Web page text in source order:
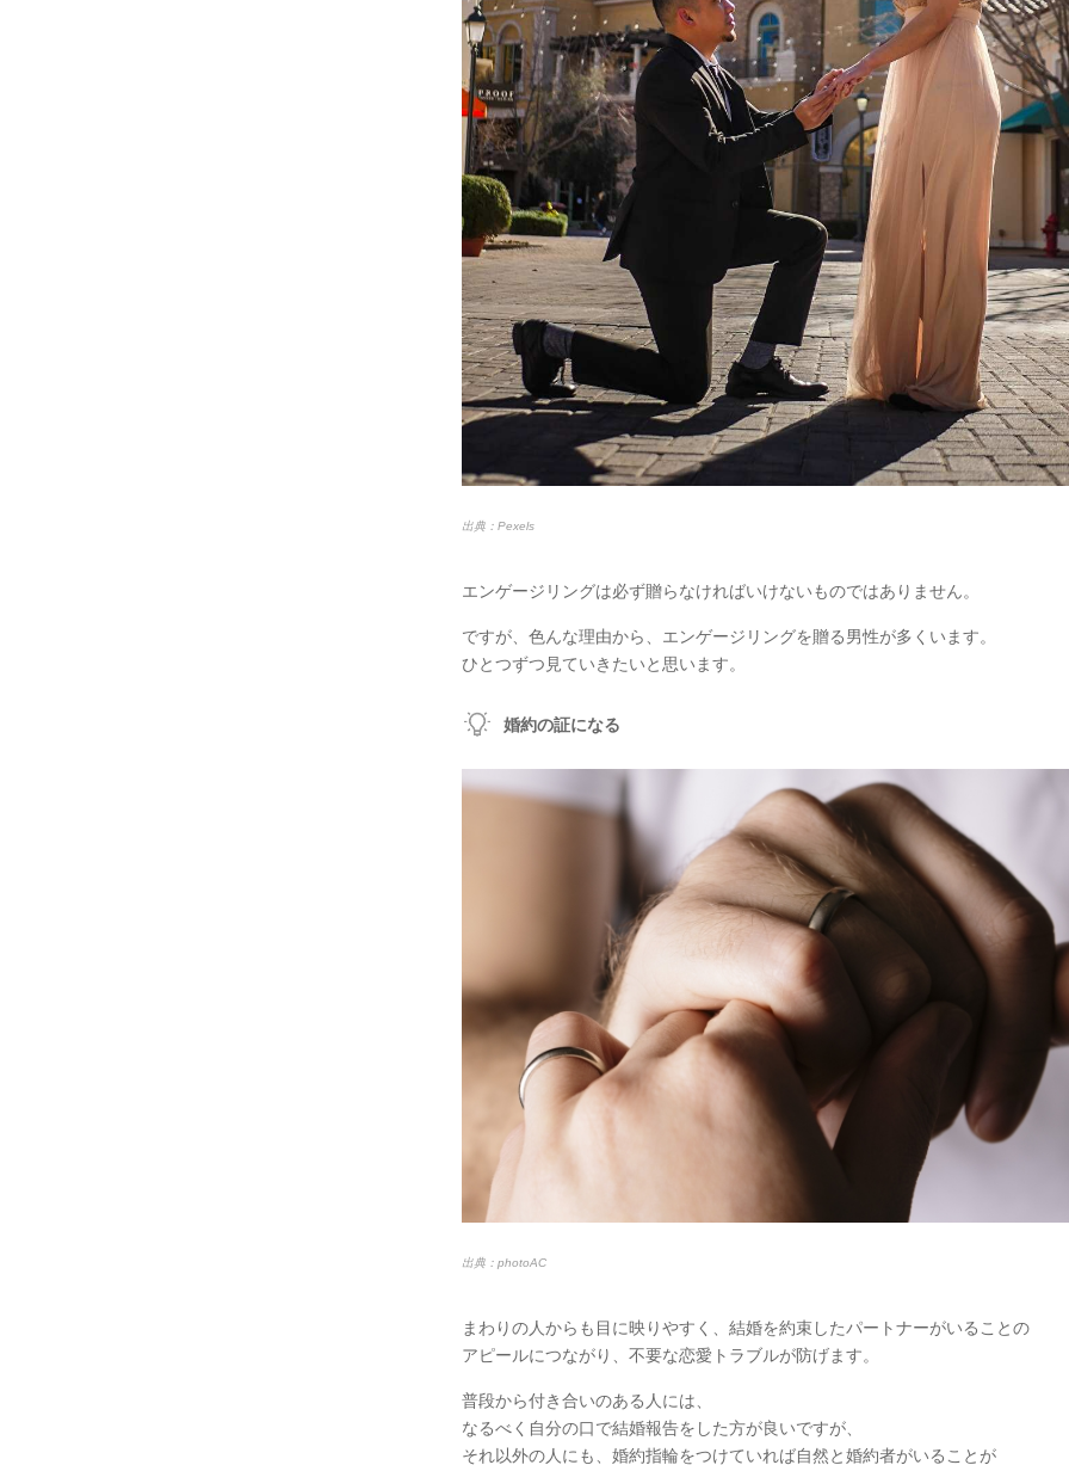
出典：Pexels
エンゲージリングは必ず贈らなければいけないものではありません。
ですが、色んな理由から、エンゲージリングを贈る男性が多くいます。
ひとつずつ見ていきたいと思います。
婚約の証になる
出典：photoAC
まわりの人からも目に映りやすく、結婚を約束したパートナーがいることの
アピールにつながり、不要な恋愛トラブルが防げます。
普段から付き合いのある人には、
なるべく自分の口で結婚報告をした方が良いですが、
それ以外の人にも、婚約指輪をつけていれば自然と婚約者がいることが